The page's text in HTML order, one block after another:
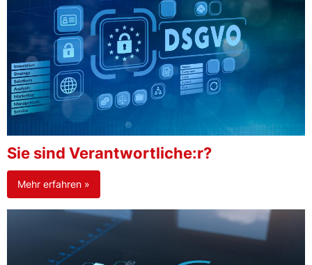
Sie sind Verantwortliche:r?
Mehr erfahren »